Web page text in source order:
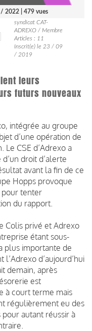
2022 | 479 vues
syndicat CAT-
ADREXO / Membre
Articles : 11
Inscrit(e) le 23 / 09
/ 2019
leurs
futurs nouveaux
intégrée au groupe
d’une opération de
Le CSE d’Adrexo a
droit d’alerte
avant la fin de ce
Hopps provoque
pour tenter
du rapport.
Colis privé et Adrexo
étant sous-
plus importante de
d’aujourd’hui
demain, après
est
à court terme mais
régulièrement eu des
pour autant réussir à